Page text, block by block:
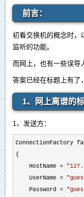
前言：
初看交换机的概念时，
监听的功能。
而网上，也有一些误导
答案已经在标题上有了
1、网上离谱的
1、发送方：
ConnectionFactory
{
    HostName
= "
    UserName
= "
    Password
= "